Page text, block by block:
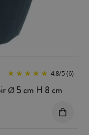
4.8/5(6)
Ø 5 cm H 8 cm